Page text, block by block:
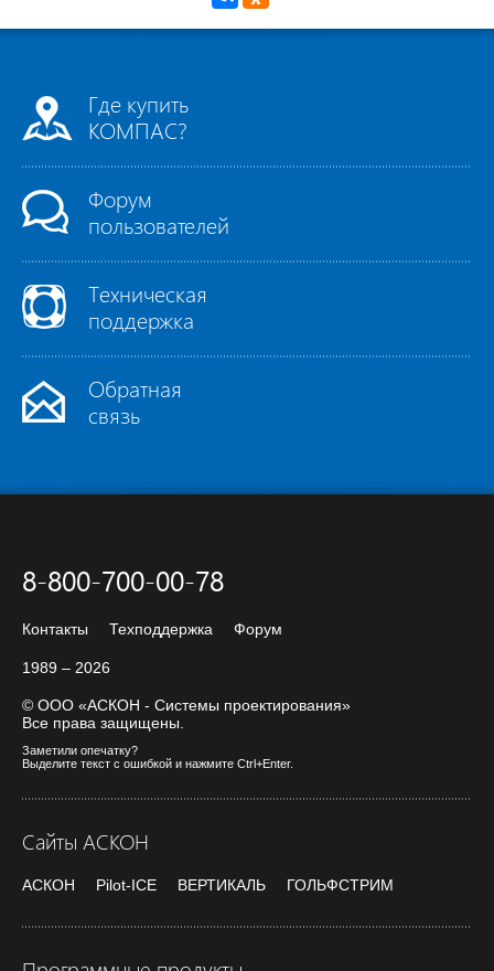
Где купить
КОМПАС?
Форум
пользователей
Техническая
поддержка
Обратная
связь
8-800-700-00-78
Контакты Техподдержка Форум
1989 – 2026
© ООО «АСКОН - Системы проектирования»
Все права защищены.
Заметили опечатку?
Выделите текст с ошибкой и нажмите Ctrl+Enter.
Сайты АСКОН
АСКОН Pilot-ICE ВЕРТИКАЛЬ ГОЛЬФСТРИМ